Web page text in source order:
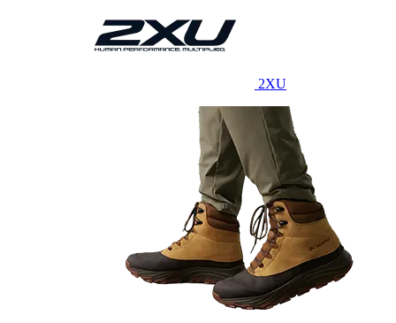
2XU